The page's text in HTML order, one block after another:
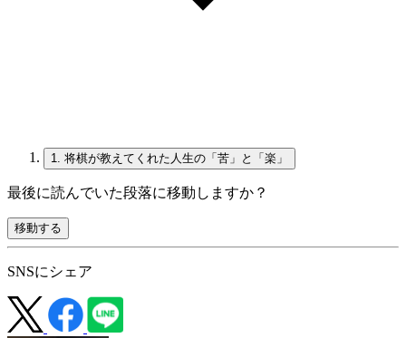
1. 将棋が教えてくれた人生の「苦」と「楽」
最後に読んでいた段落に移動しますか？
移動する
SNSにシェア